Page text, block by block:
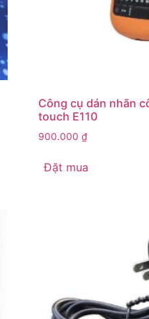
Công cụ dán nhãn
touch E110
900.000 ₫
Đặt mua